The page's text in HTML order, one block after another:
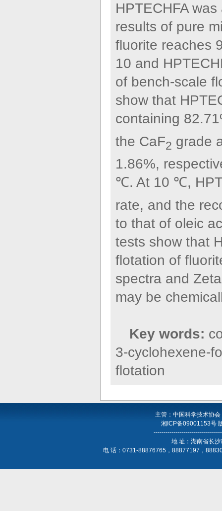
HPTECHFA
results of pure
fluorite reaches
10 and
of bench-scale
show that
containing
the CaF2 grade
1.86%,
℃. At 10 ℃,
rate, and the
to that of oleic
tests show that
flotation of
spectra and
may be
Key words:
3-cyclohexene-
flotation
主管：中国科学技术协
湘ICP备09001153号
地 址：湖南省长
电 话：0731-88876765，88877197，